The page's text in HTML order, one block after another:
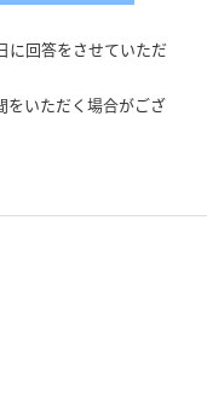
に回答をさせていただ
いただく場合がござ